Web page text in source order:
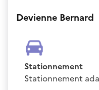
Devienne Bernard
Stationnement
Stationnement